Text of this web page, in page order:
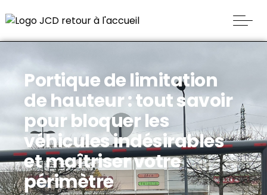
Portique de limitation
de hauteur : tout savoir
pour bloquer les
véhicules indésirables
et maîtriser votre
périmètre